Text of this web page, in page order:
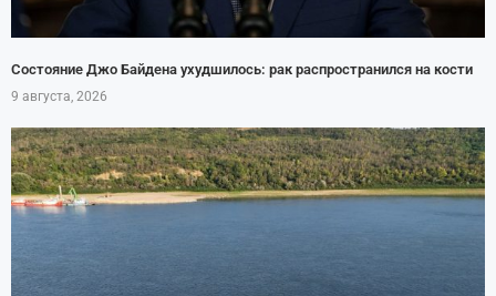
Состояние Джо Байдена ухудшилось: рак распространился на кости
9 августа, 2026